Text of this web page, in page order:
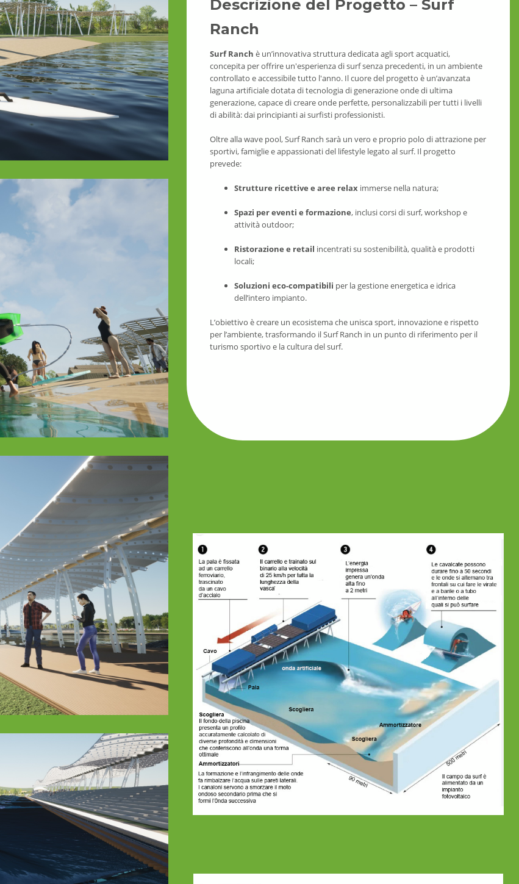
Descrizione del Progetto – Surf
Ranch
Surf Ranch è un’innovativa struttura dedicata agli sport acquatici,
concepita per offrire un'esperienza di surf senza precedenti, in un ambiente
controllato e accessibile tutto l'anno. Il cuore del progetto è un’avanzata
laguna artificiale dotata di tecnologia di generazione onde di ultima
generazione, capace di creare onde perfette, personalizzabili per tutti i livelli
di abilità: dai principianti ai surfisti professionisti.
Oltre alla wave pool, Surf Ranch sarà un vero e proprio polo di attrazione per
sportivi, famiglie e appassionati del lifestyle legato al surf. Il progetto
prevede:
Strutture ricettive e aree relax immerse nella natura;
Spazi per eventi e formazione, inclusi corsi di surf, workshop e
attività outdoor;
Ristorazione e retail incentrati su sostenibilità, qualità e prodotti
locali;
Soluzioni eco-compatibili per la gestione energetica e idrica
dell’intero impianto.
L’obiettivo è creare un ecosistema che unisca sport, innovazione e rispetto
per l’ambiente, trasformando il Surf Ranch in un punto di riferimento per il
turismo sportivo e la cultura del surf.